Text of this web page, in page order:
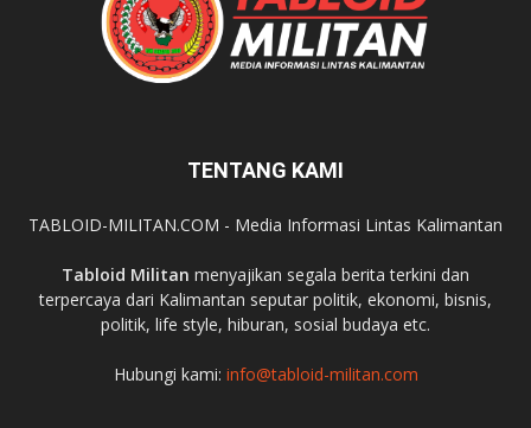
TENTANG KAMI
TABLOID-MILITAN.COM - Media Informasi Lintas Kalimantan
Tabloid Militan menyajikan segala berita terkini dan
terpercaya dari Kalimantan seputar politik, ekonomi, bisnis,
politik, life style, hiburan, sosial budaya etc.
Hubungi kami: info@tabloid-militan.com